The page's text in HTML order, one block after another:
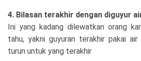
4. Bilasan terakhir dengan diguyur
Ini yang kadang dilewatkan orang
tahu, yakni guyuran terakhir pakai air
turun untuk yang terakhir